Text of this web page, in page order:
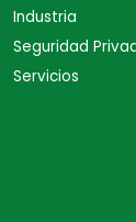
Industria
Seguridad
Servicios